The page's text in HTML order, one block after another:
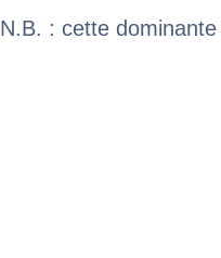
N.B. : cette